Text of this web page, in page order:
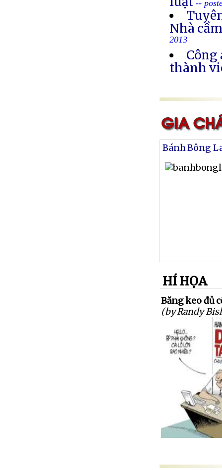
--
Nhà
2013
thành
Bánh Bông
HÍ HỌA
Băng keo đủ
(by Randy